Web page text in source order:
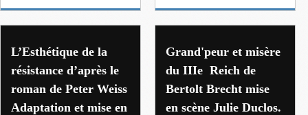
L’Esthétique de la
résistance d’après le
roman de Peter Weiss
Adaptation et mise en
Grand'peur et misère
du IIIe ​​​​​​​ Reich de
Bertolt Brecht mise
en scène Julie Duclos.